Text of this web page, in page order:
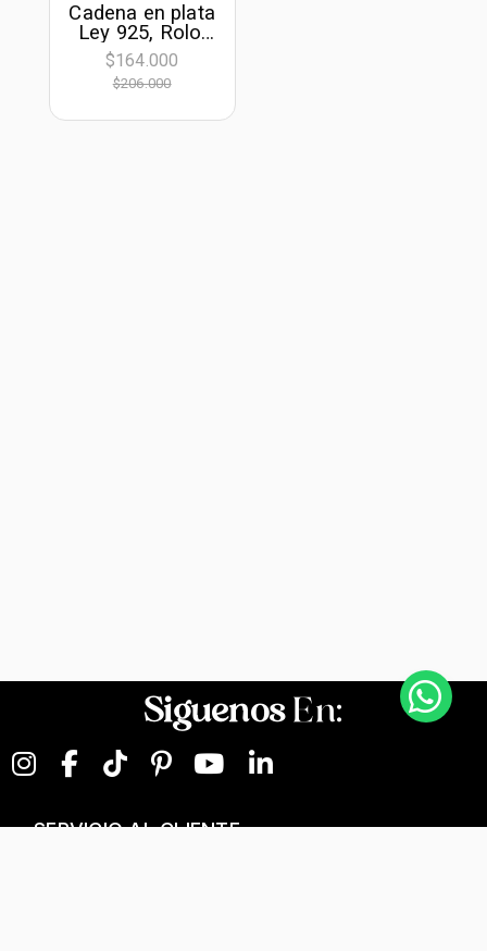
Cadena en plata
Ley 925, Rolo,
50 cm. de largo,
1 mm. de ancho
$164.000
$206.000
SiguenosEn:
SERVICIO AL CLIENTE